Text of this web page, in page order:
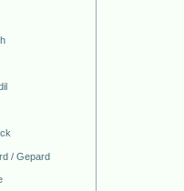
/ Gepard